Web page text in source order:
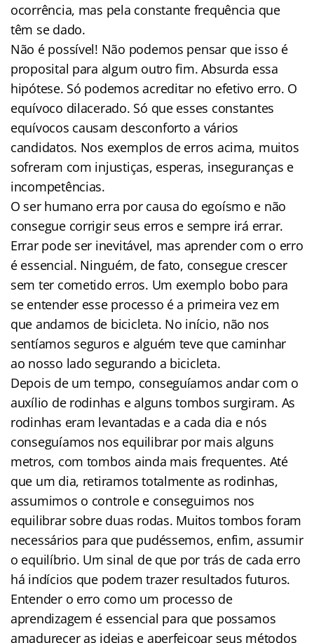
ocorrência, mas pela constante frequência que
têm se dado.
Não é possível! Não podemos pensar que isso é
proposital para algum outro fim. Absurda essa
hipótese. Só podemos acreditar no efetivo erro. O
equívoco dilacerado. Só que esses constantes
equívocos causam desconforto a vários
candidatos. Nos exemplos de erros acima, muitos
sofreram com injustiças, esperas, inseguranças e
incompetências.
O ser humano erra por causa do egoísmo e não
consegue corrigir seus erros e sempre irá errar.
Errar pode ser inevitável, mas aprender com o erro
é essencial. Ninguém, de fato, consegue crescer
sem ter cometido erros. Um exemplo bobo para
se entender esse processo é a primeira vez em
que andamos de bicicleta. No início, não nos
sentíamos seguros e alguém teve que caminhar
ao nosso lado segurando a bicicleta.
Depois de um tempo, conseguíamos andar com o
auxílio de rodinhas e alguns tombos surgiram. As
rodinhas eram levantadas e a cada dia e nós
conseguíamos nos equilibrar por mais alguns
metros, com tombos ainda mais frequentes. Até
que um dia, retiramos totalmente as rodinhas,
assumimos o controle e conseguimos nos
equilibrar sobre duas rodas. Muitos tombos foram
necessários para que pudéssemos, enfim, assumir
o equilíbrio. Um sinal de que por trás de cada erro
há indícios que podem trazer resultados futuros.
Entender o erro como um processo de
aprendizagem é essencial para que possamos
amadurecer as ideias e aperfeiçoar seus métodos